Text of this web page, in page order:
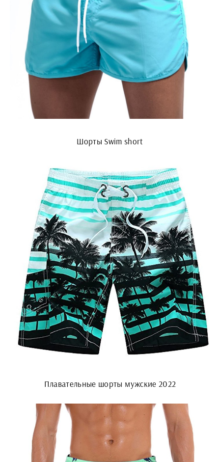
Шорты Swim short
Плавательные шорты мужские 2022